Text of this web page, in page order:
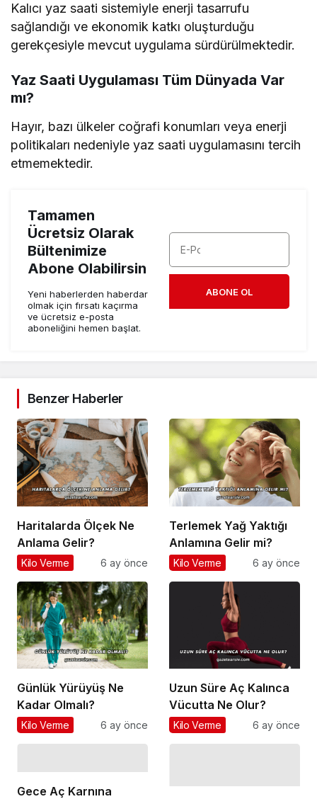
Kalıcı yaz saati sistemiyle enerji tasarrufu
sağlandığı ve ekonomik katkı oluşturduğu
gerekçesiyle mevcut uygulama sürdürülmektedir.
Yaz Saati Uygulaması Tüm Dünyada Var
mı?
Hayır, bazı ülkeler coğrafi konumları veya enerji
politikaları nedeniyle yaz saati uygulamasını tercih
etmemektedir.
Tamamen
Ücretsiz Olarak
Bültenimize
Abone Olabilirsin
Yeni haberlerden haberdar
olmak için fırsatı kaçırma
ve ücretsiz e-posta
aboneliğini hemen başlat.
ABONE OL
Benzer Haberler
Haritalarda Ölçek Ne
Anlama Gelir?
Kilo Verme 6 ay önce
Terlemek Yağ Yaktığı
Anlamına Gelir mi?
Kilo Verme 6 ay önce
Günlük Yürüyüş Ne
Kadar Olmalı?
Kilo Verme 6 ay önce
Uzun Süre Aç Kalınca
Vücutta Ne Olur?
Kilo Verme 6 ay önce
Gece Aç Karnına